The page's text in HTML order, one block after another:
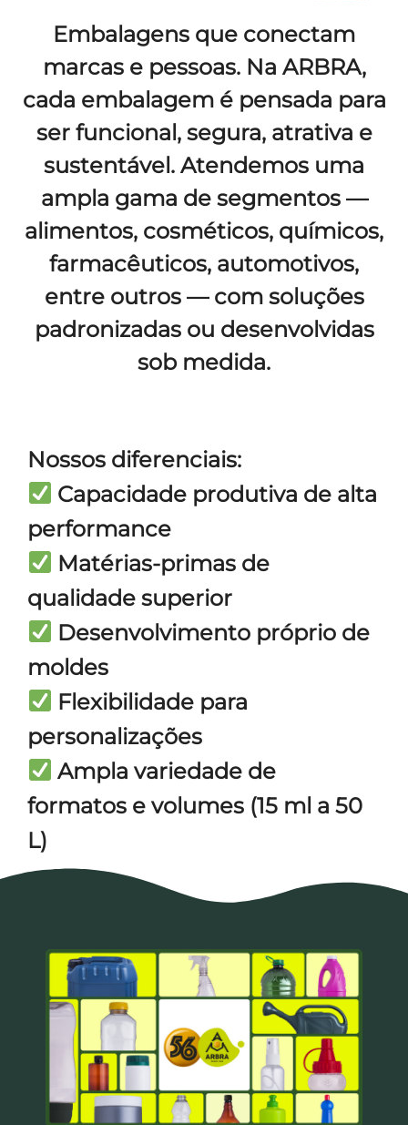
Embalagens que conectam
marcas e pessoas.Na ARBRA,
cada embalagem é pensada para
ser funcional, segura, atrativa e
sustentável. Atendemos uma
ampla gama de segmentos —
alimentos, cosméticos, químicos,
farmacêuticos, automotivos,
entre outros— com soluções
padronizadas ou desenvolvidas
sob medida.
Nossos diferenciais:
Capacidade produtiva de alta
performance
Matérias-primas de
qualidade superior
Desenvolvimento próprio de
moldes
Flexibilidade para
personalizações
Ampla variedade de
formatos e volumes (15 ml a 50
L)